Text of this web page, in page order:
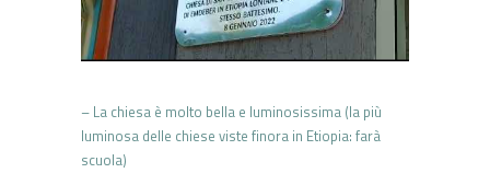
– La chiesa è molto bella e luminosissima (la più
luminosa delle chiese viste finora in Etiopia: farà
scuola)